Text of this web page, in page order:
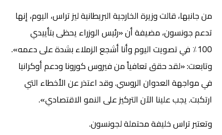
من جانبها، قالت وزيرة الخارجية البريطانية ليز تراس، اليوم، إنها
تدعم جونسون، مضيفة أن «رئيس الوزراء يحظى بتأييدي
100٪ في تصويت اليوم وأنا أشجع الزملاء بشدة على دعمه».
وتابعت: «لقد حقق تعافياً من فيروس كورونا ودعم أوكرانيا
في مواجهة العدوان الروسي. وقد اعتذر عن الأخطاء التي
ارتكبت. يجب علينا الآن التركيز على النمو الاقتصادي».
وتعتبر تراس خليفة محتملة لجونسون.